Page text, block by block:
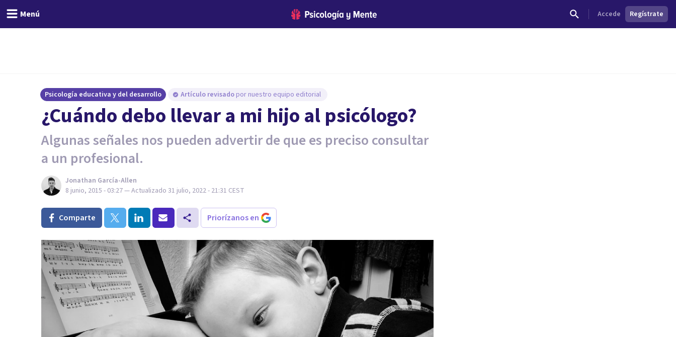
Menú Accede Regístrate
Psicología educativa y del desarrollo Artículo revisado por nuestro equipo editorial
¿Cuándo debo llevar a mi hijo al psicólogo?
Algunas señales nos pueden advertir de que es preciso consultar
a un profesional.
Jonathan García-Allen
8 junio, 2015 - 03:27— Actualizado 31 julio, 2022 - 21:31 CEST
Comparte Priorízanos en